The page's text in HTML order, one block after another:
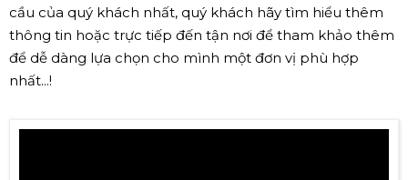
cầu của quý khách nhất, quý khách hãy tìm hiểu thêm
thông tin hoặc trực tiếp đến tận nơi để tham khảo thêm
để dễ dàng lựa chọn cho mình một đơn vị phù hợp
nhất...!